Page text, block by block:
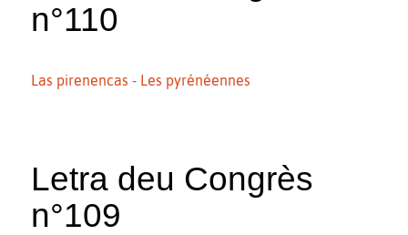
n°110
Las pirenencas - Les pyrénéennes
Letra deu Congrès
n°109